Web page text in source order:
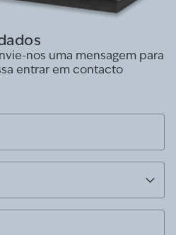
nos uma mensagem para
entrar em contacto